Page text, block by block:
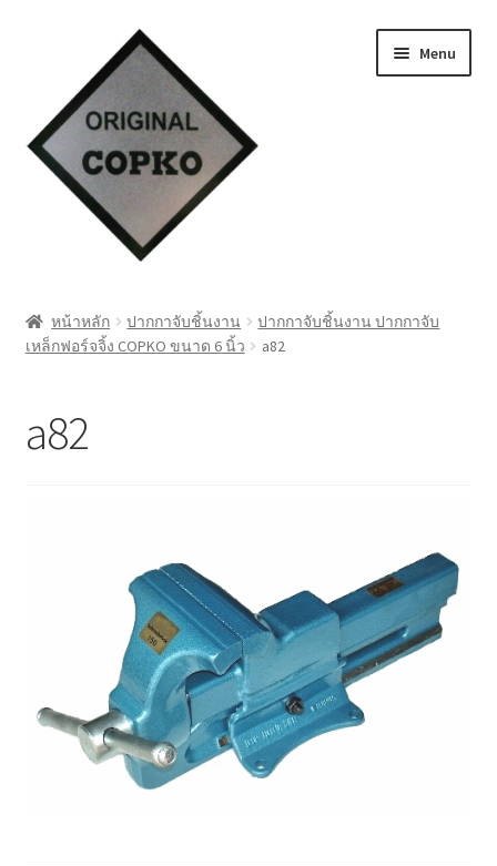
navigation
content
Menu
Cart
นโยบายการคืนเงิน
หน้าหลัก ปากกาจับชิ้นงาน
ปากกาจับชิ้นงาน ปากกาจับ
เหล็กฟอร์จจิ้ง COPKO ขนาด 6 นิ้ว
a82
a82